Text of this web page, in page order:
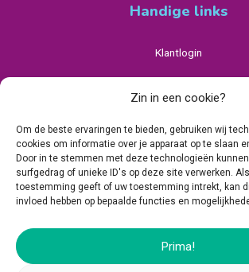
Zin in een cookie?
Om de beste ervaringen te bieden, gebruiken wij
cookies om informatie over je apparaat op te slaan
Door in te stemmen met deze technologieën
surfgedrag of unieke ID's op deze site verwerken.
toestemming geeft of uw toestemming intrekt, kan
invloed hebben op bepaalde functies en
Prima!
Handige links
Klantlogin
Cookiebeleid (EU)